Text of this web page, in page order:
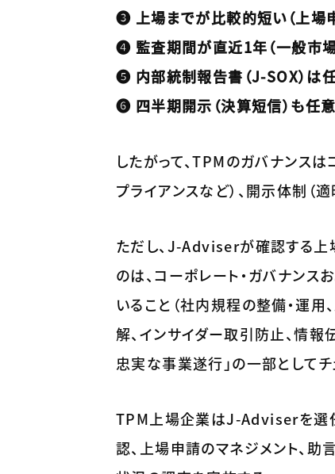
❸ 上場までが比較的短い（上場
❹ 監査期間が直近1年（一般市
❺ 内部統制報告書（J-SOX）は
❻ 四半期開示（決算短信）も任意
したがって、TPMのガバナンス
プライアンスなど）、開示体制（
ただし、J-Adviserが確認する上
のは、コーポレート・ガバナン
いること（社内規程の整備・運
解、インサイダー取引防止、情
忠実な事業遂行」の一部としてチ
TPM上場企業はJ-Adviserを選
認、上場申請のマネジメント、